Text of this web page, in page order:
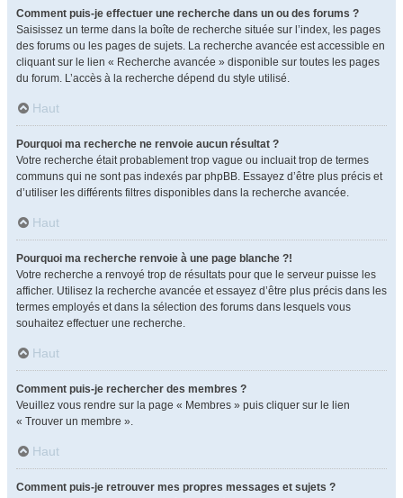
Comment puis-je effectuer une recherche dans un ou des forums ?
Saisissez un terme dans la boîte de recherche située sur l’index, les pages
des forums ou les pages de sujets. La recherche avancée est accessible en
cliquant sur le lien « Recherche avancée » disponible sur toutes les pages
du forum. L’accès à la recherche dépend du style utilisé.
Haut
Pourquoi ma recherche ne renvoie aucun résultat ?
Votre recherche était probablement trop vague ou incluait trop de termes
communs qui ne sont pas indexés par phpBB. Essayez d’être plus précis et
d’utiliser les différents filtres disponibles dans la recherche avancée.
Haut
Pourquoi ma recherche renvoie à une page blanche ?!
Votre recherche a renvoyé trop de résultats pour que le serveur puisse les
afficher. Utilisez la recherche avancée et essayez d’être plus précis dans les
termes employés et dans la sélection des forums dans lesquels vous
souhaitez effectuer une recherche.
Haut
Comment puis-je rechercher des membres ?
Veuillez vous rendre sur la page « Membres » puis cliquer sur le lien
« Trouver un membre ».
Haut
Comment puis-je retrouver mes propres messages et sujets ?